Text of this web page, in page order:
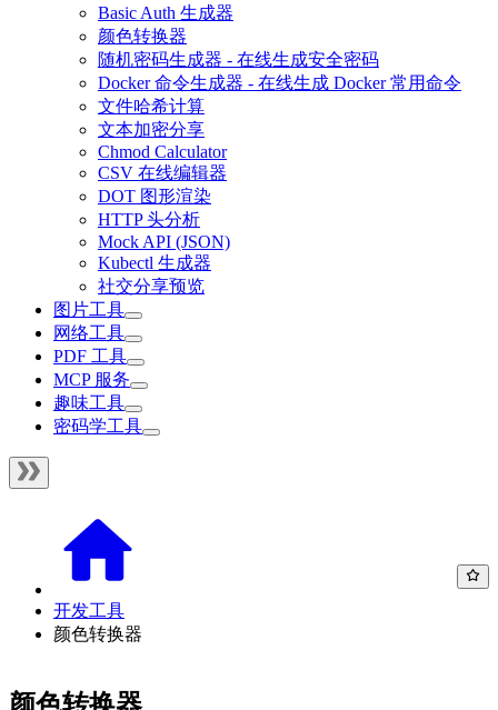
Basic Auth 生成器
颜色转换器
随机密码生成器 - 在线生成安全密码
Docker 命令生成器 - 在线生成 Docker 常用命令
文件哈希计算
文本加密分享
Chmod Calculator
CSV 在线编辑器
DOT 图形渲染
HTTP 头分析
Mock API (JSON)
Kubectl 生成器
社交分享预览
图片工具
网络工具
PDF 工具
MCP 服务
趣味工具
密码学工具
开发工具
颜色转换器